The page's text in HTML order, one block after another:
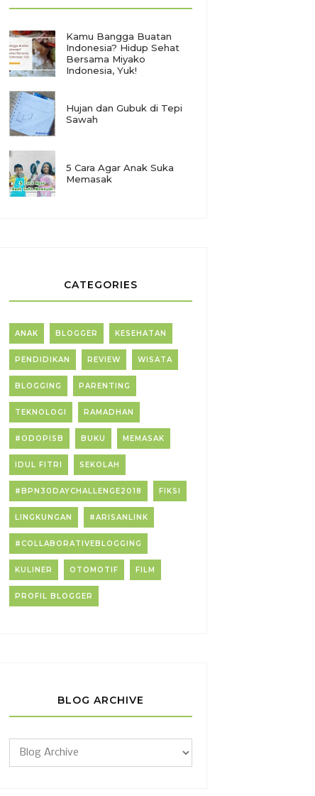
Kamu Bangga Buatan
Indonesia? Hidup Sehat
Bersama Miyako
Indonesia, Yuk!
Hujan dan Gubuk di Tepi
Sawah
5 Cara Agar Anak Suka
Memasak
CATEGORIES
ANAK BLOGGER KESEHATAN
PENDIDIKAN REVIEW WISATA
BLOGGING PARENTING
TEKNOLOGI RAMADHAN
#ODOPISB BUKU MEMASAK
IDUL FITRI SEKOLAH
#BPN30DAYCHALLENGE2018 FIKSI
LINGKUNGAN #ARISANLINK
#COLLABORATIVEBLOGGING
KULINER OTOMOTIF FILM
PROFIL BLOGGER
BLOG ARCHIVE